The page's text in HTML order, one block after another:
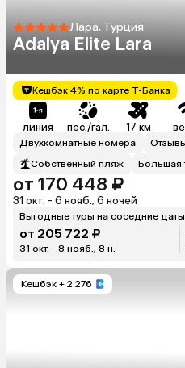
Лара, Турция
Adalya Elite Lara
Кешбэк 4% по карте Т-Банка
линия пес./гал. 17 км
Двухкомнатные номера
Собственный пляж
Большая
от 170 448 ₽
31 окт. - 6 нояб., 6 ночей
Выгодные туры на соседние даты
от 205 722 ₽
31 окт. - 8 нояб., 8 н.
Кешбэк + 2 276